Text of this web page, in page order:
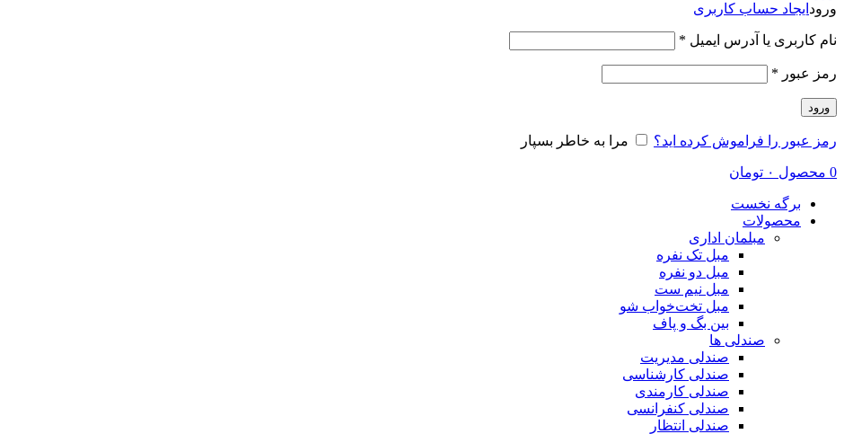
ورود ایجاد حساب کاربری
نام کاربری یا آدرس ایمیل *
رمز عبور *
ورود
رمز عبور را فراموش کرده اید؟ مرا به خاطر بسپار
0 محصول ۰ تومان
برگه نخست
محصولات
مبلمان اداری
مبل تک نفره
مبل دو نفره
مبل نیم ست
مبل تخت‌خواب شو
بین بگ و پاف
صندلی ها
صندلی مدیریت
صندلی کارشناسی
صندلی کارمندی
صندلی کنفرانسی
صندلی انتظار